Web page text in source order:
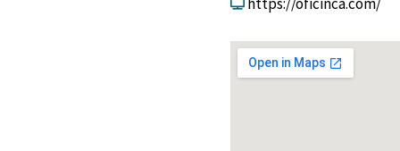
https://oficinca.com/